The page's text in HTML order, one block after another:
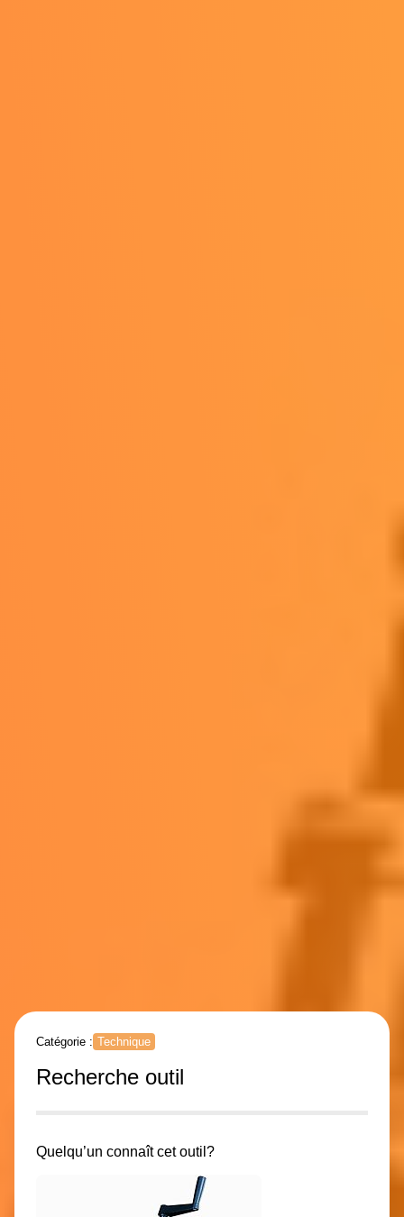
Catégorie : Technique
Recherche outil
Quelqu’un connaît cet outil?